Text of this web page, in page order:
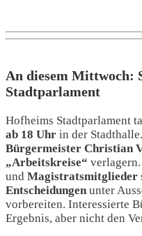
An diesem Mittwoch:
Stadtparlament
Hofheims Stadtparlament
ab 18 Uhr in der
Bürgermeister Christian
„Arbeitskreise“
und Magistratsmitglieder
Entscheidungen unter
vorbereiten. Interessierte
Ergebnis, aber nicht den